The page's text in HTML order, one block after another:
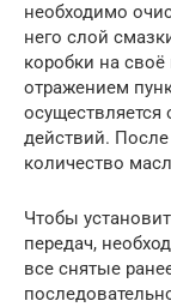
необходимо
него слой
коробки на
отражением
осуществляется
действий. После
количество
Чтобы
передач,
все снятые